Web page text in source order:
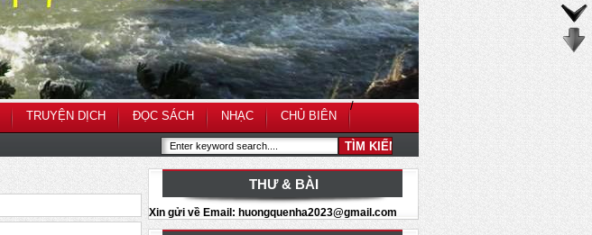
TRUYỆN DỊCH
/
ĐỌC SÁCH NHẠC CHỦ BIÊN
THƯ & BÀI
Xin gửi về Email: huongquenha2023@gmail.com